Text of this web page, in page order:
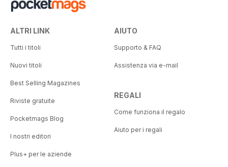
ALTRI LINK
Tutti i titoli
Nuovi titoli
Best Selling Magazines
Riviste gratuite
Pocketmags Blog
I nostri editori
Plus+ per le aziende
AIUTO
Supporto & FAQ
Assistenza via e-mail
REGALI
Come funziona il regalo
Aiuto per i regali